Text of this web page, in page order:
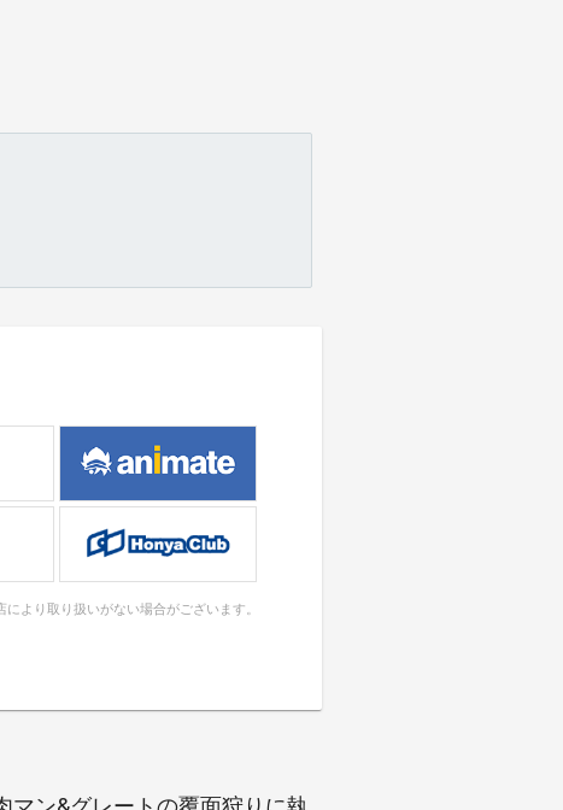
により取り扱いがない場合がございます。